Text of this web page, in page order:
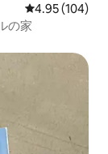
レビュー104
4.95 (104)
の家